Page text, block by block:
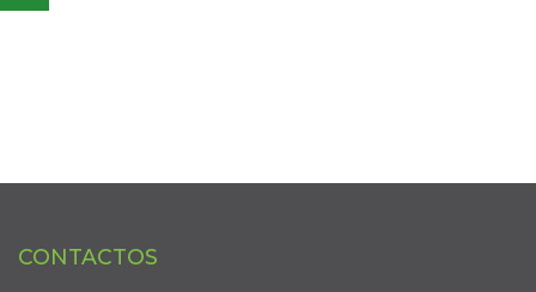
CONTACTOS